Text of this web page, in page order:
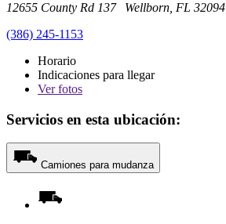
12655 County Rd 137 Wellborn, FL 32094
(386) 245-1153
Horario
Indicaciones para llegar
Verfotos
Servicios en esta ubicación:
Camiones para mudanza